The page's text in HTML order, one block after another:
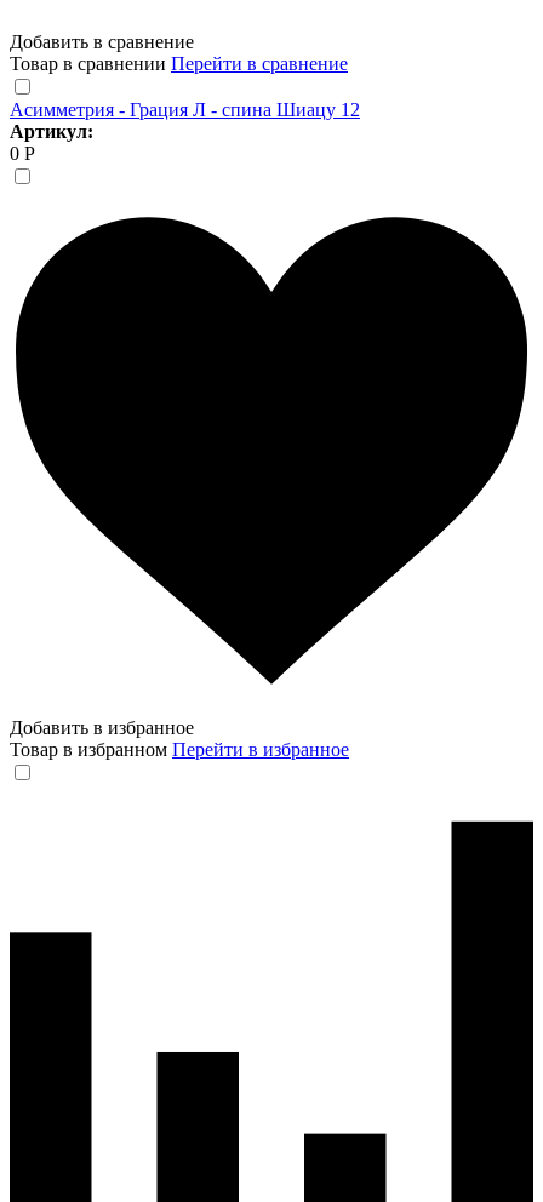
Добавить в сравнение
Товар в сравнении Перейти в сравнение
Асимметрия - Грация Л - спина Шиацу 12
Артикул:
0 Р
Добавить в избранное
Товар в избранном Перейти в избранное